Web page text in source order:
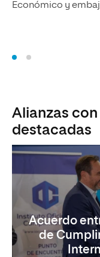
Económico y
Alianzas
destacadas
Acuerdo
de